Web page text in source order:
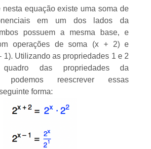
nesta equação existe uma soma de
em um dos lados da
possuem a mesma base, e
operações de soma (x + 2) e
1). Utilizando as propriedades 1 e 2
das propriedades da
podemos reescrever essas
forma: